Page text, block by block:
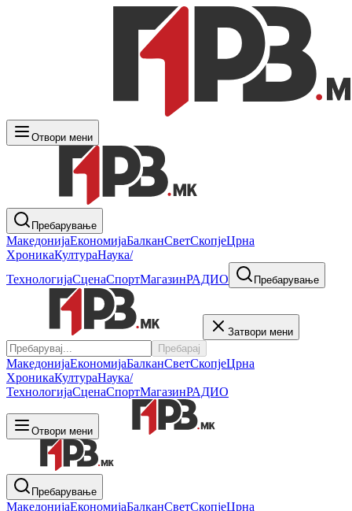
Отвори мени
Пребарување
МакедонијаЕкономијаБалканСветСкопјеЦрна
ХроникаКултураНаука/
ТехнологијаСценаСпортМагазинРАДИО Пребарување
Затвори мени
Пребарај
МакедонијаЕкономијаБалканСветСкопјеЦрна
ХроникаКултураНаука/
ТехнологијаСценаСпортМагазинРАДИО
Отвори мени
Пребарување
МакедонијаЕкономијаБалканСветСкопјеЦрна